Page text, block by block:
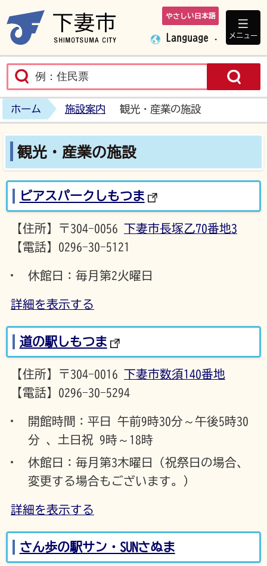
下妻市ホームペ
やさしい日本語
Language メニュー
ホーム 施設案内 観光・産業の施設
観光・産業の施設
ビアスパークしもつま
【住所】〒304-0056
下妻市長塚乙70番地3
【電話】0296-30-5121
休館日：毎月第2火曜日
詳細を表示する
道の駅しもつま
【住所】〒304-0016
下妻市数須140番地
【電話】0296-30-5294
開館時間：平日 午前9時30分～午後5時30
分 、土日祝 9時～18時
休館日：毎月第3木曜日（祝祭日の場合、
変更する場合もございます。）
詳細を表示する
さん歩の駅サン・SUNさぬま